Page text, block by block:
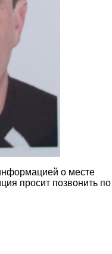
о месте
просит позвонить по